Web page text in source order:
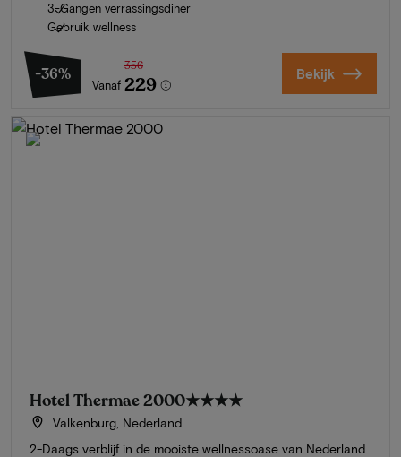
3-Gangen verrassingsdiner
Gebruik wellness
-36%
Vanaf
356
229 Bekijk
Hotel Thermae 2000★★★★
Valkenburg, Nederland
2-Daags verblijf in de mooiste wellnessoase van Nederland